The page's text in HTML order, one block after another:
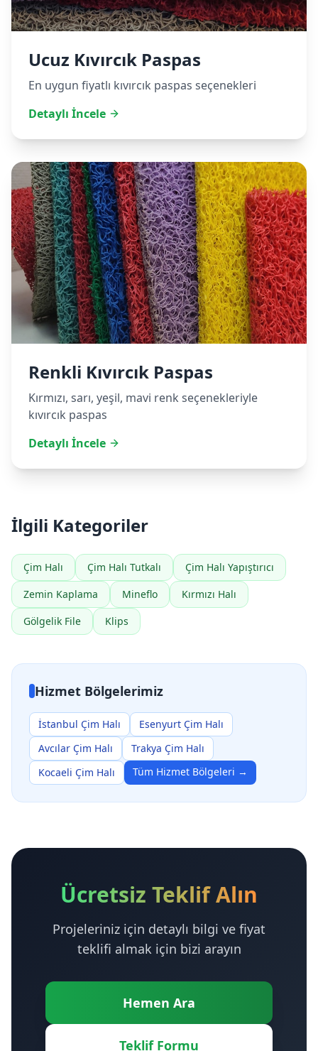
Ucuz Kıvırcık Paspas
En uygun fiyatlı kıvırcık paspas seçenekleri
Detaylı İncele
Renkli Kıvırcık Paspas
Kırmızı, sarı, yeşil, mavi renk seçenekleriyle
kıvırcık paspas
Detaylı İncele
İlgili Kategoriler
Çim Halı Çim Halı Tutkalı
Çim Halı Yapıştırıcı
Zemin Kaplama
Mineflo
Kırmızı Halı
Gölgelik File
Klips
Hizmet Bölgelerimiz
İstanbul Çim Halı
Esenyurt Çim Halı
Avcılar Çim Halı
Trakya Çim Halı
Kocaeli Çim Halı
Tüm Hizmet Bölgeleri →
Ücretsiz Teklif Alın
Projeleriniz için detaylı bilgi ve fiyat
teklifi almak için bizi arayın
Hemen Ara
Teklif Formu